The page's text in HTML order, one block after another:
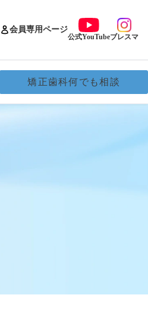
会員専用ページ
公式YouTubeブレスマ
矯正歯科何でも相談